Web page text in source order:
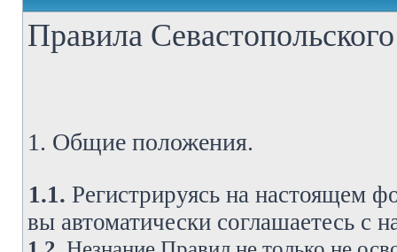
Правила
1. Общие положения.
1.1. Регистрируясь на настоящем
вы автоматически соглашаетесь